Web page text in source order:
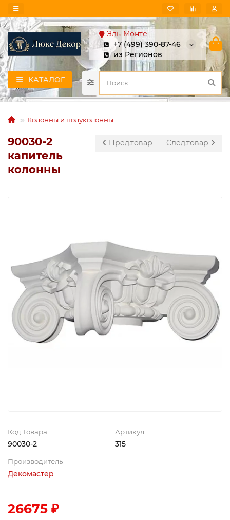
Эль-Монте
+7 (499) 390-87-46
из Регионов
КАТАЛОГ
Колонны и полуколонны
Пред.товар След.товар
90030-2
капитель
колонны
Код Товара
90030-2
Артикул
315
Производитель
Декомастер
26675 ₽